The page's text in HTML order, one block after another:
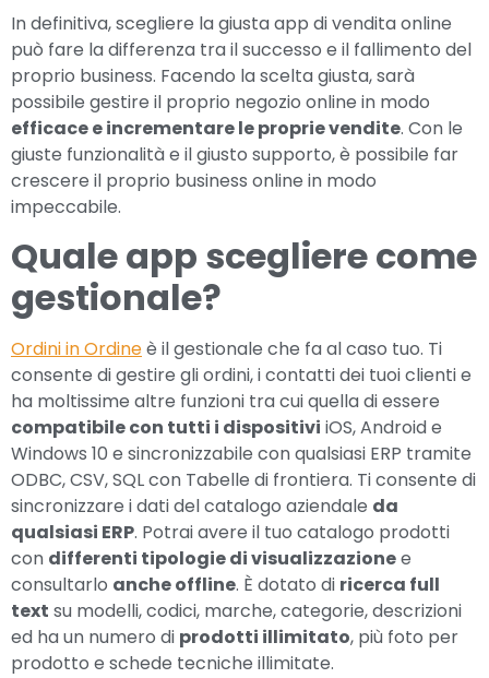
In definitiva, scegliere la giusta app di vendita online
può fare la differenza tra il successo e il fallimento del
proprio business. Facendo la scelta giusta, sarà
possibile gestire il proprio negozio online in modo
efficace e incrementare le proprie vendite. Con le
giuste funzionalità e il giusto supporto, è possibile far
crescere il proprio business online in modo
impeccabile.
Quale app scegliere come
gestionale?
Ordini in Ordineè il gestionale che fa al caso tuo. Ti
consente di gestire gli ordini, i contatti dei tuoi clienti e
ha moltissime altre funzioni tra cui quella di essere
compatibile con tutti i dispositivi iOS, Android e
Windows 10 e sincronizzabile con qualsiasi ERP tramite
ODBC, CSV, SQL con Tabelle di frontiera. Ti consente di
sincronizzare i dati del catalogo aziendale da
qualsiasi ERP. Potrai avere il tuo catalogo prodotti
con differenti tipologie di visualizzazionee
consultarlo anche offline. È dotato di ricerca full
text su modelli, codici, marche, categorie, descrizioni
ed ha un numero di prodotti illimitato, più foto per
prodotto e schede tecniche illimitate.
Confermo di aver preso
visione dell'informativa sulla
privacy
Autorizzo all'invio di
informazioni di carattere
marketing/commerciale